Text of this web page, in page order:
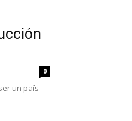
0
un país